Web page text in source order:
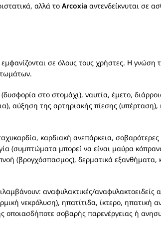
αλλά το Arcoxia αντενδείκνυται σε
εμφανίζονται σε όλους τους χρήστες. Η γνώση
στο στομάχι), ναυτία, έμετο,
αύξηση της αρτηριακής πίεσης
καρδιακή ανεπάρκεια, σοβαρότερες
(συμπτώματα μπορεί να είναι μαύρα
(βρογχόσπασμος), δερματικά
αναφυλακτικές/αναφυλακτοειδείς
νεκρόλυση), ηπατίτιδα, ίκτερο, ηπατική
σοβαρής παρενέργειας ή